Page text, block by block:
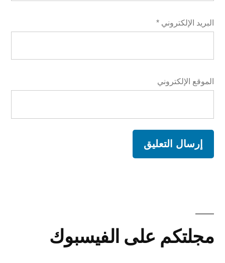
البريد الإلكتروني *
الموقع الإلكتروني
e
مجلتكم على الفيسبوك